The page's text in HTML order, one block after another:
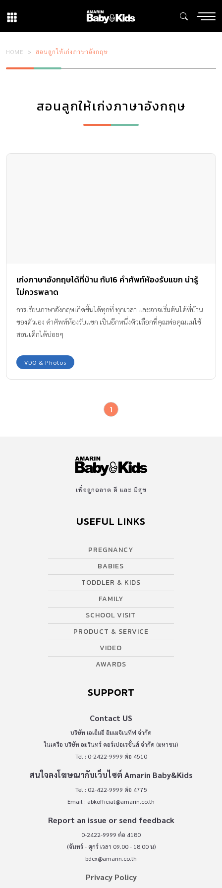
HOME สอนลูกให้เก่งภาษาอังกฤษ
สอนลูกให้เก่งภาษาอังกฤษ
เก่งภาษาอังกฤษได้ที่บ้าน กับ16 คำศัพท์ห้องรับแขก น่ารู้
ไม่ควรพลาด
การเรียนภาษาอังกฤษเกิดขึ้นได้ทุกที่ ทุกเวลา และอาจเริ่มต้นได้ที่บ้าน
ของตัวเอง คำศัพท์ห้องรับแขก เป็นอีกหนึ่งตัวเลือกที่คุณพ่อคุณแม่ใช้
สอนเด็กได้บ่อยๆ
VDO & Photos
1
เพื่อลูกฉลาด ดี และ มีสุข
USEFUL LINKS
PREGNANCY
BABIES
TODDLER & KIDS
FAMILY
SCHOOL VISIT
PRODUCT & SERVICE
VIDEO
AWARDS
SUPPORT
Contact US
บริษัท เอเอ็มอี อิมเมจิเนทีฟ จำกัด
ในเครือ บริษัท อมรินทร์ คอร์เปอเรชั่นส์ จำกัด (มหาชน)
Tel : 0-2422-9999 ต่อ 4510
สนใจลงโฆษณากับเว็บไซต์ Amarin Baby&Kids
Tel : 02-422-9999 ต่อ 4775
Email : abkofficial@amarin.co.th
Report an issue or send feedback
0-2422-9999 ต่อ 4180
(จันทร์ - ศุกร์ เวลา 09.00 - 18.00 น)
bdcx@amarin.co.th
Privacy Policy